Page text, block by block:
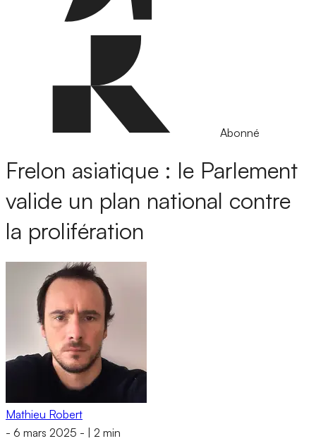
Abonné
Frelon asiatique : le Parlement
valide un plan national contre
la prolifération
Mathieu Robert
- 6 mars 2025 - 2 min